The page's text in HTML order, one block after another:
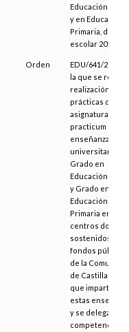
Educación
y en Educación
Primaria, del
escolar 2013/
Orden
EDU/641/2012,
la que se regula
realización de
prácticas de las
asignaturas del
practicum de las
enseñanzas
universitarias
Grado en
Educación
y Grado en
Educación
Primaria en
centros
sostenidos con
fondos públicos
de la
de Castilla y
que imparten
estas
y se delega la
competencia